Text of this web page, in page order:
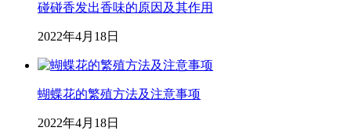
碰碰香发出香味的原因及其作用
2022年4月18日
蝴蝶花的繁殖方法及注意事项
2022年4月18日